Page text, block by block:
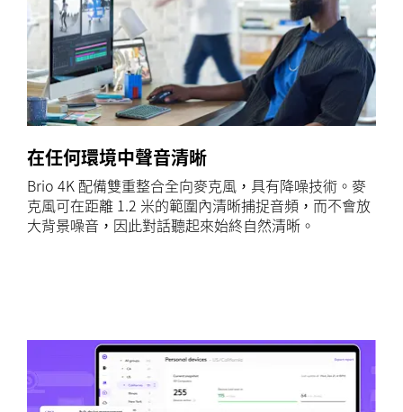
在任何環境中聲音清晰
Brio 4K 配備雙重整合全向麥克風，具有降噪技術。麥
克風可在距離 1.2 米的範圍內清晰捕捉音頻，而不會放
大背景噪音，因此對話聽起來始終自然清晰。